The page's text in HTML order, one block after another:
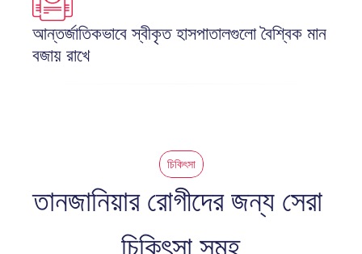
আন্তর্জাতিকভাবে স্বীকৃত হাসপাতালগুলো বৈশ্বিক মান
বজায় রাখে
চিকিৎসা
তানজানিয়ার রোগীদের জন্য সেরা